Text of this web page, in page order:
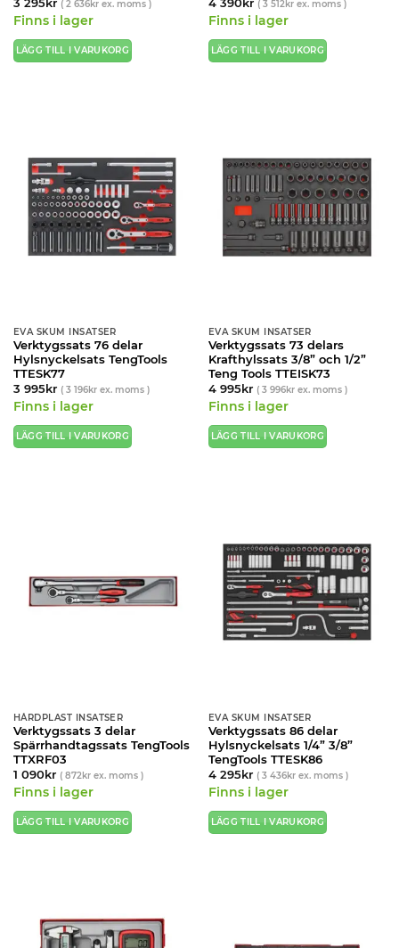
3 295kr ( 2 636krex. moms )
Finns i lager
LÄGG TILL I VARUKORG
4 390kr ( 3 512krex. moms )
Finns i lager
LÄGG TILL I VARUKORG
EVA SKUM INSATSER
Verktygssats 76 delar
Hylsnyckelsats TengTools
TTESK77
3 995kr ( 3 196krex. moms )
Finns i lager
LÄGG TILL I VARUKORG
EVA SKUM INSATSER
Verktygssats 73 delars
Krafthylssats 3/8” och 1/2”
Teng Tools TTEISK73
4 995kr ( 3 996krex. moms )
Finns i lager
LÄGG TILL I VARUKORG
HÅRDPLAST INSATSER
Verktygssats 3 delar
Spärrhandtagssats TengTools
TTXRF03
1 090kr ( 872krex. moms )
Finns i lager
LÄGG TILL I VARUKORG
EVA SKUM INSATSER
Verktygssats 86 delar
Hylsnyckelsats 1/4” 3/8”
TengTools TTESK86
4 295kr ( 3 436krex. moms )
Finns i lager
LÄGG TILL I VARUKORG